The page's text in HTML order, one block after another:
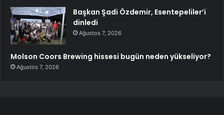
Başkan Şadi Özdemir, Esentepeliler’i
dinledi
Ağustos 7, 2026
Molson Coors Brewing hissesi bugün neden yükseliyor?
Ağustos 7, 2026